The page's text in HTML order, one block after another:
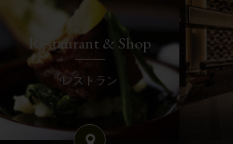
Restaurant & Shop
レストラン